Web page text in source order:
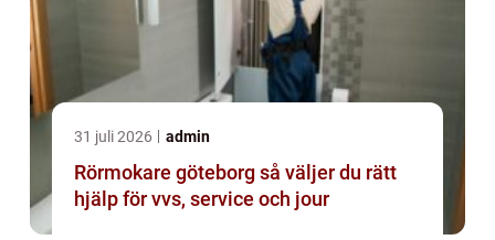
31 juli 2026 admin
Rörmokare göteborg så väljer du rätt
hjälp för vvs, service och jour